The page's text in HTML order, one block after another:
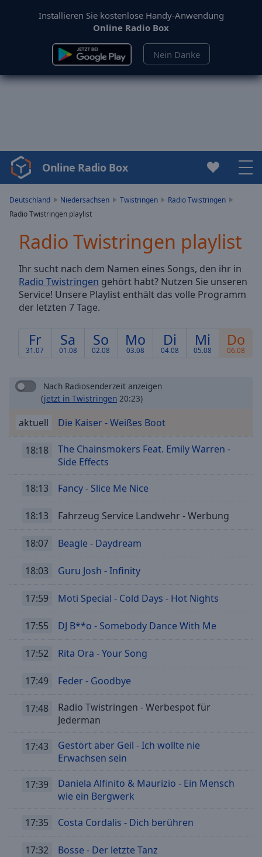
Installieren Sie kostenlose Handy-Anwendung
Online Radio Box
Nein Danke
Video
Player
loading.
Video
Backward
Skip
Forward
Mute
Duration
0.00%
Stream
Seek to
behind
LIVE
Rate
Chapters
descriptions
selected
Subtitles
subtitles
settings,
subtitles
settings
subtitles
Online Radio Box
Deutschland Niedersachsen Twistringen
Radio Twistringen
Radio Twistringen playlist
Radio Twistringen playlist
Ihr sucht nach dem Namen eines Songs, den ihr in
Radio Twistringen gehört habt? Nutzen Sie unseren
Service! Unsere Playlist enthält das volle Programm
der letzten 7 Tage.
Fr
31.07
Sa
01.08
So
02.08
Mo
03.08
Di
04.08
Mi
05.08
Do
06.08
Nach Radiosenderzeit anzeigen
(jetzt in Twistringen 20:23)
aktuell Die Kaiser - Weißes Boot
18:18
The Chainsmokers Feat. Emily Warren -
Side Effects
18:13 Fancy - Slice Me Nice
18:13 Fahrzeug Service Landwehr - Werbung
18:07 Beagle - Daydream
18:03 Guru Josh - Infinity
17:59 Moti Special - Cold Days - Hot Nights
17:55 DJ B**o - Somebody Dance With Me
17:52 Rita Ora - Your Song
17:49 Feder - Goodbye
17:48
Radio Twistringen - Werbespot für
Jederman
17:43
Gestört aber Geil - Ich wollte nie
Erwachsen sein
17:39
Daniela Alfinito & Maurizio - Ein Mensch
wie ein Bergwerk
17:35 Costa Cordalis - Dich berühren
17:32 Bosse - Der letzte Tanz